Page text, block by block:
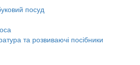
посуд
та розвиваючі посібники